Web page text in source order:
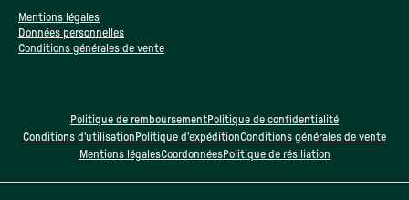
Mentions légales
Données personnelles
Conditions générales de vente
Politique de remboursementPolitique de confidentialité
Conditions d’utilisation Politique d’expéditionConditions générales de vente
Mentions légalesCoordonnéesPolitique de résiliation